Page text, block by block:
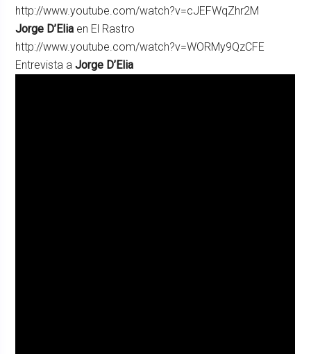
http://www.youtube.com/watch?v=cJEFWqZhr2M
Jorge D’Elia en El Rastro
http://www.youtube.com/watch?v=WORMy9QzCFE
Entrevista aJorge D’Elia